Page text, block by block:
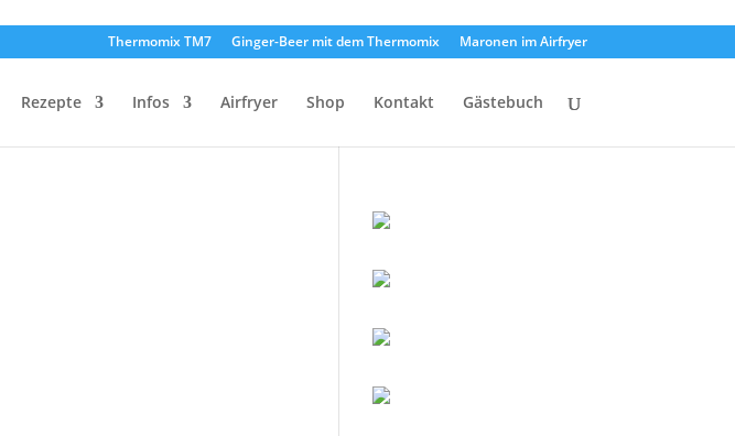
Thermomix TM7 Ginger-Beer mit dem Thermomix Maronen im Airfryer
Rezepte Infos Airfryer Shop Kontakt Gästebuch